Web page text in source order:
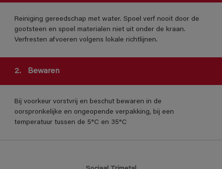
Reiniging gereedschap met water. Spoel verf nooit door de
gootsteen en spoel materialen niet uit onder de kraan.
Verfresten afvoeren volgens lokale richtlijnen.
2. Bewaren
Bij voorkeur vorstvrij en beschut bewaren in de
oorspronkelijke en ongeopende verpakking, bij een
temperatuur tussen de 5°C en 35°C